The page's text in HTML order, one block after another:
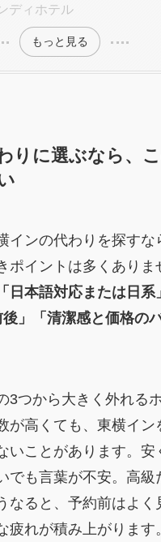
ディホテル
もっと見る
りに選ぶなら、
インの代わりを探すな
ポイントは多くありま
「日本語対応または日
」「清潔感と価格のバ
3つから大きく外れるホ
が高くても、東横イン
いことがあります。安
でも言葉が不安。高級
なると、予約前はよく
疲れが積み上がります。